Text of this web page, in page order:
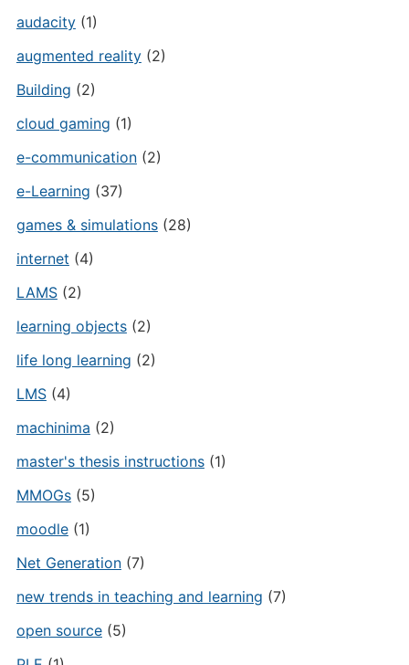
audacity(1)
augmented reality(2)
Building (2)
cloud gaming (1)
e-communication(2)
e-Learning (37)
games & simulations(28)
internet (4)
LAMS(2)
learning objects(2)
life long learning (2)
LMS(4)
machinima (2)
master's thesis instructions(1)
MMOGs(5)
moodle(1)
Net Generation(7)
new trends in teaching and learning (7)
open source(5)